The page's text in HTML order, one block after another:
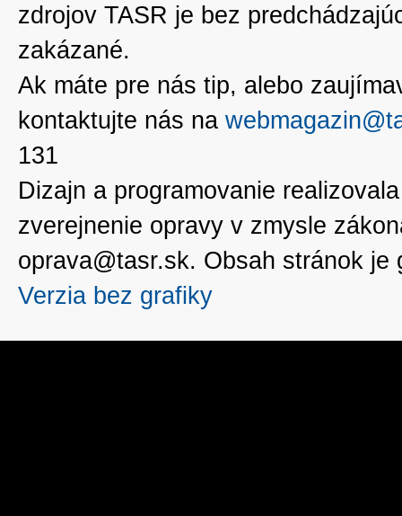
zdrojov TASR je bez
zakázané.
Ak máte pre nás tip, alebo
kontaktujte nás na
131
Dizajn a programovanie
zverejnenie opravy v zmysle
oprava@tasr.sk. Obsah stránok
Verzia bez grafiky